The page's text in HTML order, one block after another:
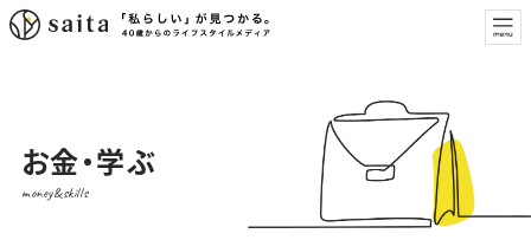
お金・学ぶ
money&skills